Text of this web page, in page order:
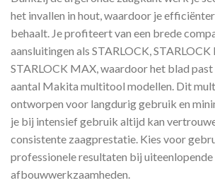
het invallen in hout, waardoor je
behaalt. Je profiteert van een brede
aansluitingen als STARLOCK, STARLOCK
STARLOCK MAX, waardoor het blad
aantal Makita multitool modellen. Dit
ontworpen voor langdurig gebruik en
je bij intensief gebruik altijd kan
consistente zaagprestatie. Kies voor
professionele resultaten bij
afbouwwerkzaamheden.